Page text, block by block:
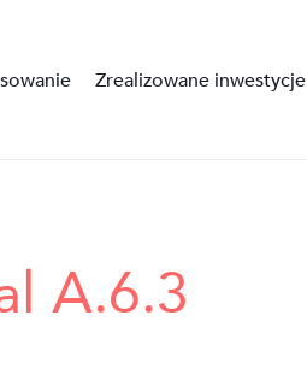
Zrealizowane inwestycje
A.6.3